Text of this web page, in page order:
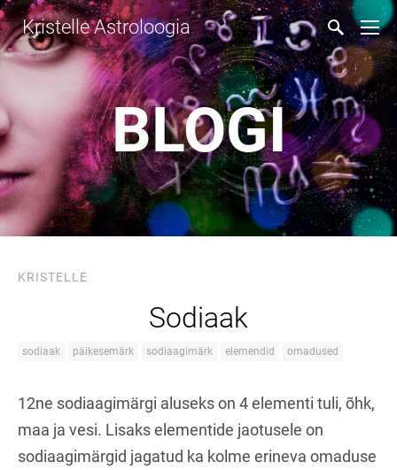
Kristelle Astroloogia
BLOGI
KRISTELLE
Sodiaak
sodiaak päikesemärk sodiaagimärk elemendid omadused
12ne sodiaagimärgi aluseks on 4 elementi tuli, õhk,
maa ja vesi. Lisaks elementide jaotusele on
sodiaagimärgid jagatud ka kolme erineva omaduse